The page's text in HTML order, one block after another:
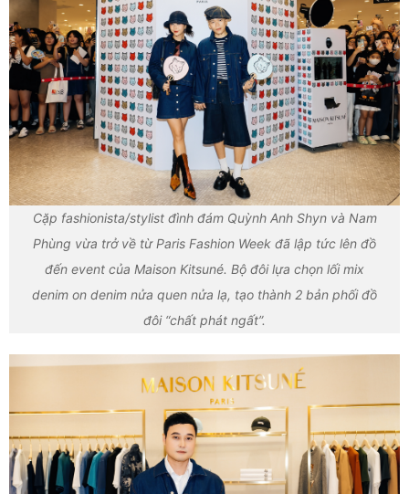
Cặp fashionista/stylist đình đám Quỳnh Anh Shyn và Nam
Phùng vừa trở về từ Paris Fashion Week đã lập tức lên đồ
đến event của Maison Kitsuné. Bộ đôi lựa chọn lối mix
denim on denim nửa quen nửa lạ, tạo thành 2 bản phối đồ
đôi “chất phát ngất”.